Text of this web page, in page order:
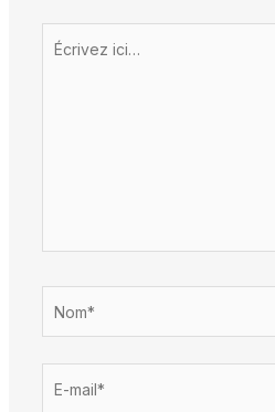
Écrivez
ici…
mail*